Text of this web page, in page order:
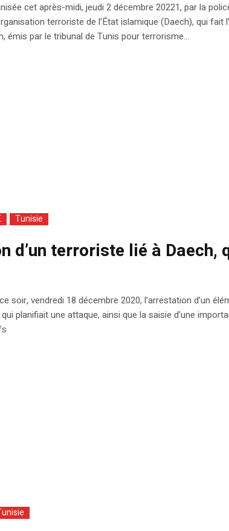
cet après-midi, jeudi 2 décembre 20221, par la
terroriste de l’État islamique (Daech), qui fait
émis par le tribunal de Tunis pour terrorisme...
Tunisie
d’un terroriste lié à Daech,
soir, vendredi 18 décembre 2020, l’arrestation d’un
planifiait une attaque, ainsi que la saisie d’une